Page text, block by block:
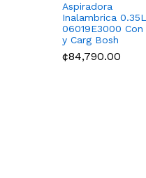
Aspiradora
Inalambrica 0.35L
06019E3000
y Carg Bosh
¢84,790.00